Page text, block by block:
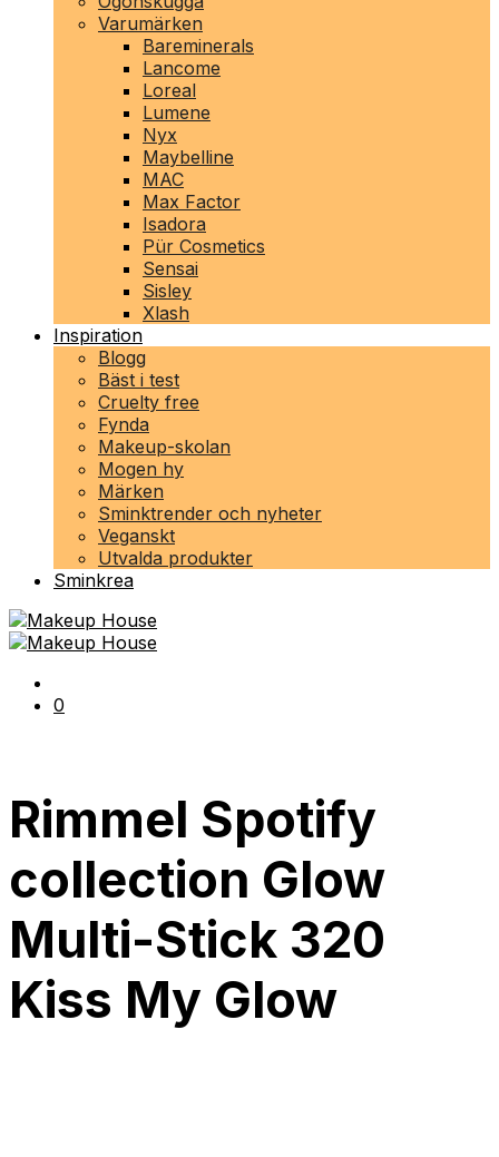
Varumärken
Bareminerals
Lancome
Loreal
Lumene
Nyx
Maybelline
MAC
Max Factor
Isadora
Pür Cosmetics
Sensai
Sisley
Xlash
Inspiration
Blogg
Bäst i test
Cruelty free
Fynda
Makeup-skolan
Mogen hy
Märken
Sminktrender och nyheter
Veganskt
Utvalda produkter
Sminkrea
0
Rimmel Spotify
collection Glow
Multi-Stick 320
Kiss My Glow